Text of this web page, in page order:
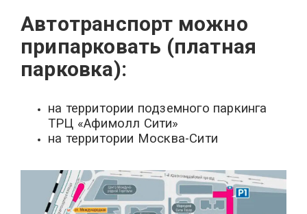
Автотранспорт можно
припарковать (платная
парковка):
на территории подземного паркинга
ТРЦ «Афимолл Сити»
на территории Москва-Сити